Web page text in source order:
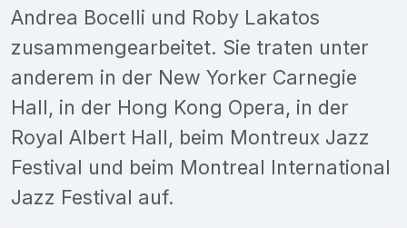
Andrea Bocelli und Roby Lakatos
zusammengearbeitet. Sie traten unter
anderem in der New Yorker Carnegie
Hall, in der Hong Kong Opera, in der
Royal Albert Hall, beim Montreux Jazz
Festival und beim Montreal International
Jazz Festival auf.